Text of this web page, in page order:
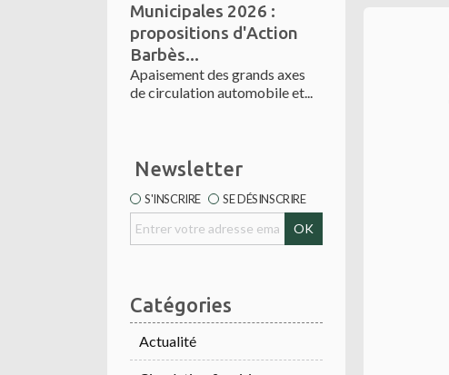
Municipales 2026 :
propositions d'Action
Barbès...
Apaisement des grands axes
de circulation automobile et...
Newsletter
S'INSCRIRE SE DÉSINSCRIRE
Catégories
Actualité